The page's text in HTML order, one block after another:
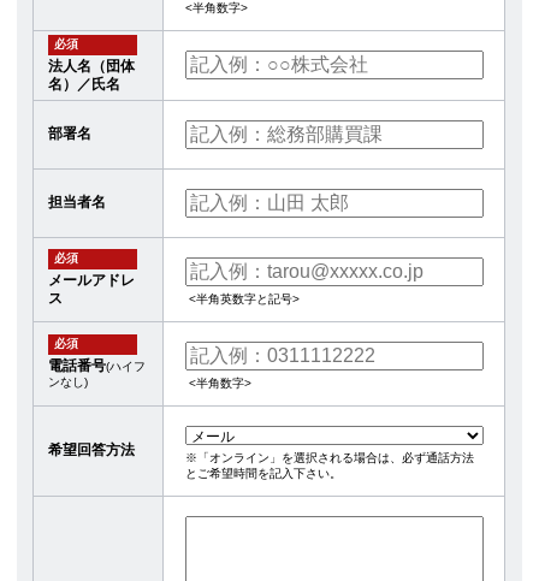
<半角数字>
必須
法人名（団体
名）／氏名
部署名
担当者名
必須
メールアドレ
ス
<半角英数字と記号>
必須
電話番号(ハイフ
ンなし)
<半角数字>
希望回答方法
※「オンライン」を選択される場合は、必ず通話方法
とご希望時間を記入下さい。